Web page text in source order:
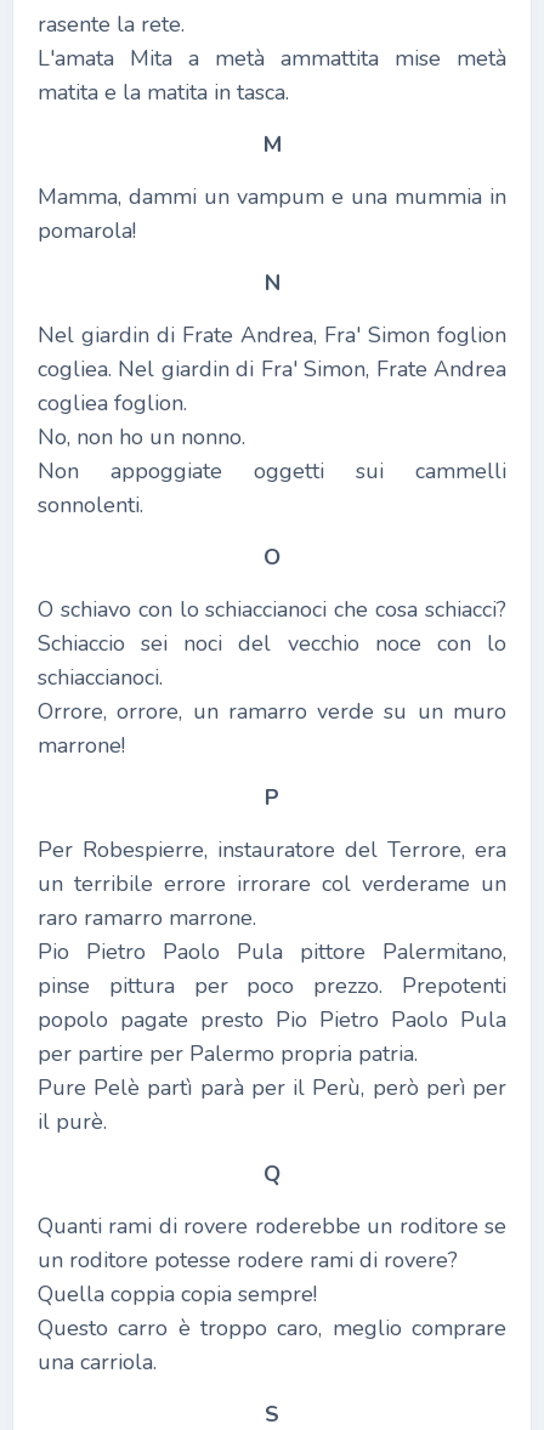
rasente la rete.
L'amata Mita a metà ammattita mise metà
matita e la matita in tasca.
M
Mamma, dammi un vampum e una mummia in
pomarola!
N
Nel giardin di Frate Andrea, Fra' Simon foglion
cogliea. Nel giardin di Fra' Simon, Frate Andrea
cogliea foglion.
No, non ho un nonno.
Non appoggiate oggetti sui cammelli
sonnolenti.
O
O schiavo con lo schiaccianoci che cosa schiacci?
Schiaccio sei noci del vecchio noce con lo
schiaccianoci.
Orrore, orrore, un ramarro verde su un muro
marrone!
P
Per Robespierre, instauratore del Terrore, era
un terribile errore irrorare col verderame un
raro ramarro marrone.
Pio Pietro Paolo Pula pittore Palermitano,
pinse pittura per poco prezzo. Prepotenti
popolo pagate presto Pio Pietro Paolo Pula
per partire per Palermo propria patria.
Pure Pelè partì parà per il Perù, però perì per
il purè.
Q
Quanti rami di rovere roderebbe un roditore se
un roditore potesse rodere rami di rovere?
Quella coppia copia sempre!
Questo carro è troppo caro, meglio comprare
una carriola.
S